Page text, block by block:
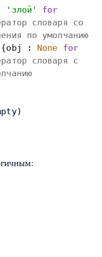
'злой'
for
словаря со
по умолчанию
{obj : None for
словаря с